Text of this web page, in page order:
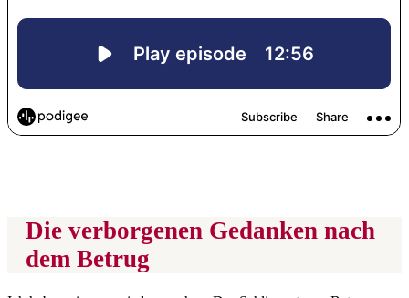
Die verborgenen Gedanken nach
dem Betrug